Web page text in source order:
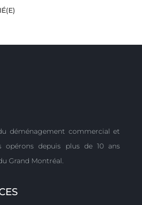
déménagement commercial et
opérons depuis plus de 10 ans
Grand Montréal.